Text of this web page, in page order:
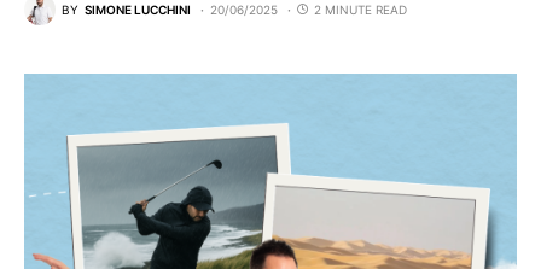
BY SIMONE LUCCHINI 20/06/2025 2 MINUTE READ